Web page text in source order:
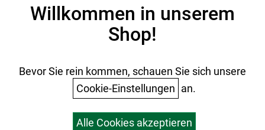
Datenschutz
Ihr Einkauf
Willkommen in unserem
Shop!
Bevor Sie rein kommen, schauen Sie sich unsere
Cookie-Einstellungen an.
Alle Cookies akzeptieren